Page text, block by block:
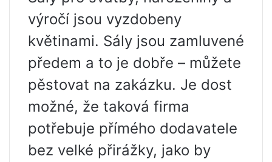
výročí jsou vyzdobeny
květinami. Sály jsou zamluvené
předem a to je dobře – můžete
pěstovat na zakázku. Je dost
možné, že taková firma
potřebuje přímého dodavatele
bez velké přirážky, jako by